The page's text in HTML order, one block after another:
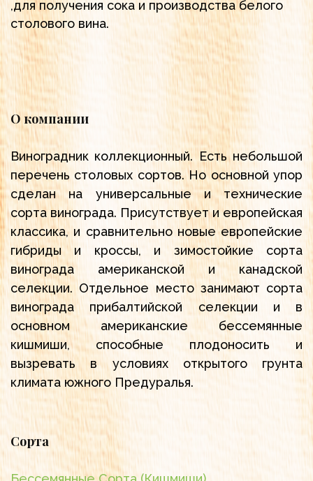
,для получения сока и производства белого
столового вина.
О компании
Виноградник коллекционный. Есть небольшой
перечень столовых сортов. Но основной упор
сделан на универсальные и технические
сорта винограда. Присутствует и европейская
классика, и сравнительно новые европейские
гибриды и кроссы, и зимостойкие сорта
винограда американской и канадской
селекции. Отдельное место занимают сорта
винограда прибалтийской селекции и в
основном американские бессемянные
кишмиши, способные плодоносить и
вызревать в условиях открытого грунта
климата южного Предуралья.
Сорта